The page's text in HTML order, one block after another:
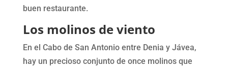
buen restaurante.
Los molinos de viento
En el Cabo de San Antonio entre Denia y Jávea,
hay un precioso conjunto de once molinos que